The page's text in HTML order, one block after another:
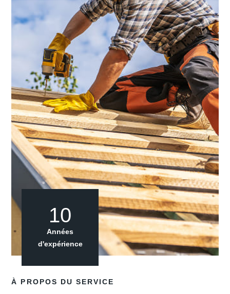
À PROPOS DU SERVICE
10
Années
d'expérience